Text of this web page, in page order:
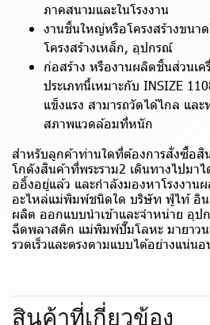
ภาคสนามและในโรงงาน
งานชิ้นใหญ่หรือโครงสร้างขนา
โครงสร้างเหล็ก, อุปกรณ์
ก่อสร้าง หรืองานผลิตชิ้นส่วนเ
ประเภทนี้เหมาะกับ INSIZE
แข็งแรง สามารถวัดได้ไกล แล
สภาพแวดล้อมที่หนัก
สำหรับลูกค้าท่านใดที่ต้องการสั่งซื้อสิ
โกดังสินค้าที่พระราม2 เดินทางไปมา
ออิ้งอยู่แล้ว และกำลังมองหาโรงงาน
อะไหล่แม่พิมพ์ชนิดใด บริษัท ฟู่ไท้ อิน
ผลิต ออกแบบนำเข้าและจำหน่าย อุป
ฉีดพลาสติก แม่พิมพ์ปั๊มโลหะ มายาวน
รวดเร็วและตรงตามแบบได้อย่างแน่นอ
สินค้าที่เกี่ยวข้อง